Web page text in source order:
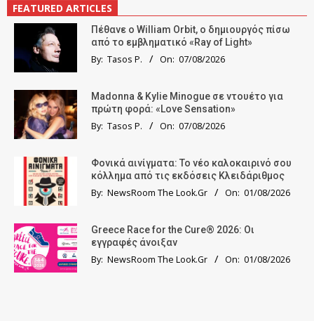
FEATURED ARTICLES
Πέθανε ο William Orbit, ο δημιουργός πίσω
από το εμβληματικό «Ray of Light»
By: Tasos P. On: 07/08/2026
Madonna & Kylie Minogue σε ντουέτο για
πρώτη φορά: «Love Sensation»
By: Tasos P. On: 07/08/2026
Φονικά αινίγματα: Το νέο καλοκαιρινό σου
κόλλημα από τις εκδόσεις Κλειδάριθμος
By: NewsRoom The Look.Gr On: 01/08/2026
Greece Race for the Cure® 2026: Οι
εγγραφές άνοιξαν
By: NewsRoom The Look.Gr On: 01/08/2026